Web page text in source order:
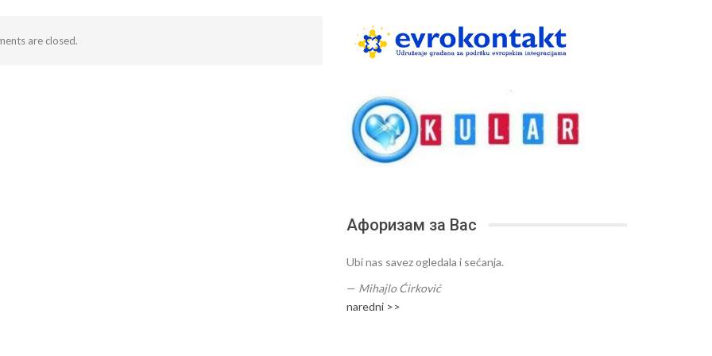
are closed.
Афоризам за Вас
Ubi nas savez ogledala i sećanja.
— Mihajlo Ćirković
naredni >>